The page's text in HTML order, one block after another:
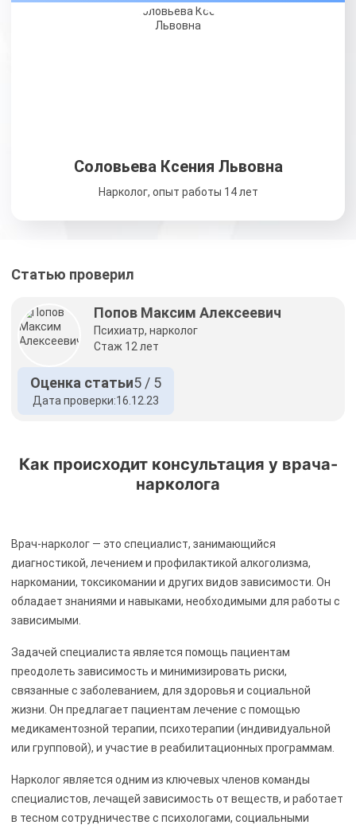
Соловьева Ксения Львовна
Нарколог, опыт работы 14 лет
Статью проверил
Попов Максим Алексеевич
Психиатр, нарколог
Стаж 12 лет
Оценка статьи5 / 5
Дата проверки:16.12.23
Как происходит консультация у врача-
нарколога
Врач-нарколог — это специалист, занимающийся
диагностикой, лечением и профилактикой алкоголизма,
наркомании, токсикомании и других видов зависимости. Он
обладает знаниями и навыками, необходимыми для работы с
зависимыми.
Задачей специалиста является помощь пациентам
преодолеть зависимость и минимизировать риски,
связанные с заболеванием, для здоровья и социальной
жизни. Он предлагает пациентам лечение с помощью
медикаментозной терапии, психотерапии (индивидуальной
или групповой), и участие в реабилитационных программам.
Нарколог является одним из ключевых членов команды
специалистов, лечащей зависимость от веществ, и работает
в тесном сотрудничестве с психологами, социальными